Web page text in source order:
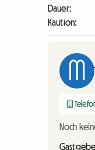
Dauer:
Kaution:
Noch